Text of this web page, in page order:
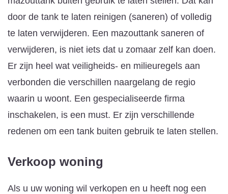
door de tank te laten reinigen (saneren) of volledig
te laten verwijderen. Een mazouttank saneren of
verwijderen, is niet iets dat u zomaar zelf kan doen.
Er zijn heel wat veiligheids- en milieuregels aan
verbonden die verschillen naargelang de regio
waarin u woont. Een gespecialiseerde firma
inschakelen, is een must. Er zijn verschillende
redenen om een tank buiten gebruik te laten stellen.
Verkoop woning
Als u uw woning wil verkopen en u heeft nog een